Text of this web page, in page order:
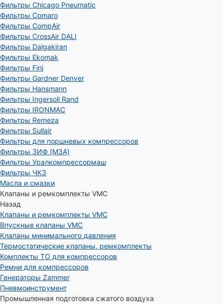
Фильтры Chicago Pneumatic
Фильтры Comaro
Фильтры CompAir
Фильтры CrossAir DALI
Фильтры Dalgakiran
Фильтры Ekomak
Фильтры Fini
Фильтры Gardner Denver
Фильтры Hansmann
Фильтры Ingersoll Rand
Фильтры IRONMAC
Фильтры Remeza
Фильтры Sullair
Фильтры для поршневых компрессоров
Фильтры ЗИФ (МЗА)
Фильтры Уралкомпрессормаш
Фильтры ЧКЗ
Масла и смазки
Клапаны и ремкомплекты VMC
Назад
Клапаны и ремкомплекты VMC
Впускные клапаны VMC
Клапаны минимального давления
Термостатические клапаны, ремкомплекты
Комплекты ТО для компрессоров
Ремни для компрессоров
Генераторы Zammer
Пневмоинструмент
Промышленная подготовка сжатого воздуха